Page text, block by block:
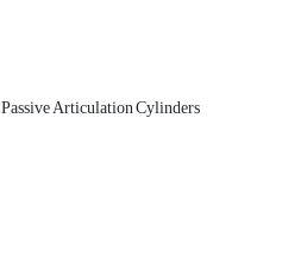
Passive Articulation Cylinders